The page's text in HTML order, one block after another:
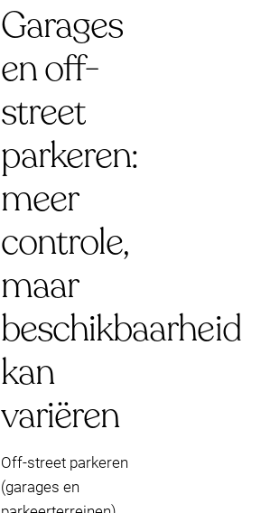
Garages
en off-
street
parkeren:
meer
controle,
maar
beschikbaarheid
kan
variëren
Off-street parkeren
(garages en